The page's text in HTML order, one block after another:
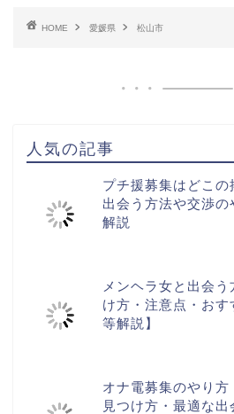
HOME 愛媛県 松山市
人気の記事
プチ援募集はどこの
出会う方法や交渉
解説
メンヘラ女と出会
け方・注意点・おす
等解説】
オナ電募集のやり
見つけ方・最適な出